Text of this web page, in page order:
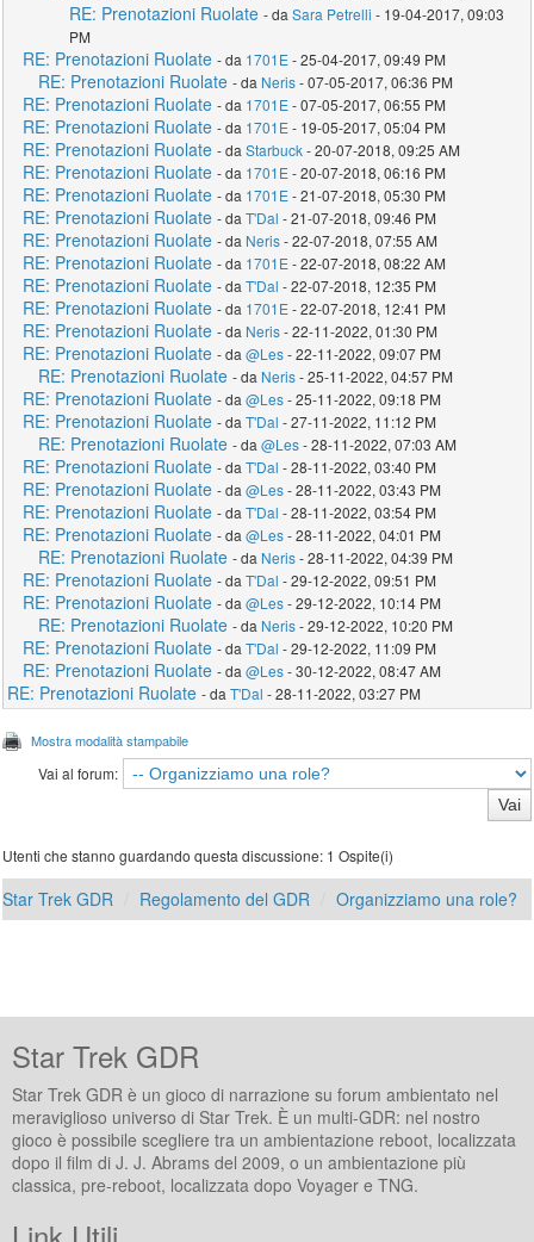
RE: Prenotazioni Ruolate - daSara Petrelli - 19-04-2017, 09:03
PM
RE: Prenotazioni Ruolate - da 1701E- 25-04-2017, 09:49 PM
RE: Prenotazioni Ruolate - da Neris- 07-05-2017, 06:36 PM
RE: Prenotazioni Ruolate - da 1701E- 07-05-2017, 06:55 PM
RE: Prenotazioni Ruolate - da 1701E- 19-05-2017, 05:04 PM
RE: Prenotazioni Ruolate - daStarbuck- 20-07-2018, 09:25 AM
RE: Prenotazioni Ruolate - da 1701E- 20-07-2018, 06:16 PM
RE: Prenotazioni Ruolate - da 1701E- 21-07-2018, 05:30 PM
RE: Prenotazioni Ruolate - daT'Dal - 21-07-2018, 09:46 PM
RE: Prenotazioni Ruolate - da Neris- 22-07-2018, 07:55 AM
RE: Prenotazioni Ruolate - da 1701E- 22-07-2018, 08:22 AM
RE: Prenotazioni Ruolate - daT'Dal - 22-07-2018, 12:35 PM
RE: Prenotazioni Ruolate - da 1701E- 22-07-2018, 12:41 PM
RE: Prenotazioni Ruolate - da Neris- 22-11-2022, 01:30 PM
RE: Prenotazioni Ruolate - da@Les- 22-11-2022, 09:07 PM
RE: Prenotazioni Ruolate - da Neris- 25-11-2022, 04:57 PM
RE: Prenotazioni Ruolate - da@Les- 25-11-2022, 09:18 PM
RE: Prenotazioni Ruolate - daT'Dal - 27-11-2022, 11:12 PM
RE: Prenotazioni Ruolate - da@Les- 28-11-2022, 07:03 AM
RE: Prenotazioni Ruolate - daT'Dal - 28-11-2022, 03:40 PM
RE: Prenotazioni Ruolate - da@Les- 28-11-2022, 03:43 PM
RE: Prenotazioni Ruolate - daT'Dal - 28-11-2022, 03:54 PM
RE: Prenotazioni Ruolate - da@Les- 28-11-2022, 04:01 PM
RE: Prenotazioni Ruolate - da Neris- 28-11-2022, 04:39 PM
RE: Prenotazioni Ruolate - daT'Dal - 29-12-2022, 09:51 PM
RE: Prenotazioni Ruolate - da@Les- 29-12-2022, 10:14 PM
RE: Prenotazioni Ruolate - da Neris- 29-12-2022, 10:20 PM
RE: Prenotazioni Ruolate - daT'Dal - 29-12-2022, 11:09 PM
RE: Prenotazioni Ruolate - da@Les- 30-12-2022, 08:47 AM
RE: Prenotazioni Ruolate - daT'Dal - 28-11-2022, 03:27 PM
Mostra modalità stampabile
Vai al forum:
Utenti che stanno guardando questa discussione: 1 Ospite(i)
Star Trek GDR Regolamento del GDR Organizziamo una role?
Star Trek GDR
Star Trek GDR è un gioco di narrazione su forum ambientato nel
meraviglioso universo di Star Trek. È un multi-GDR: nel nostro
gioco è possibile scegliere tra un ambientazione reboot, localizzata
dopo il film di J. J. Abrams del 2009, o un ambientazione più
classica, pre-reboot, localizzata dopo Voyager e TNG.